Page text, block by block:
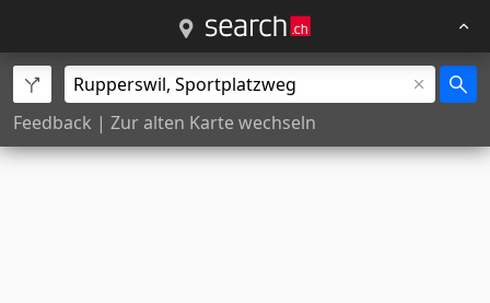
Feedback | Zur alten Karte wechseln